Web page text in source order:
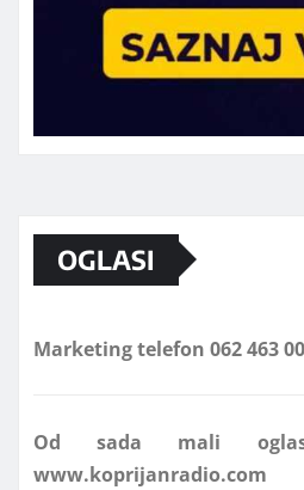
OGLASI
Marketing telefon 062 463 002